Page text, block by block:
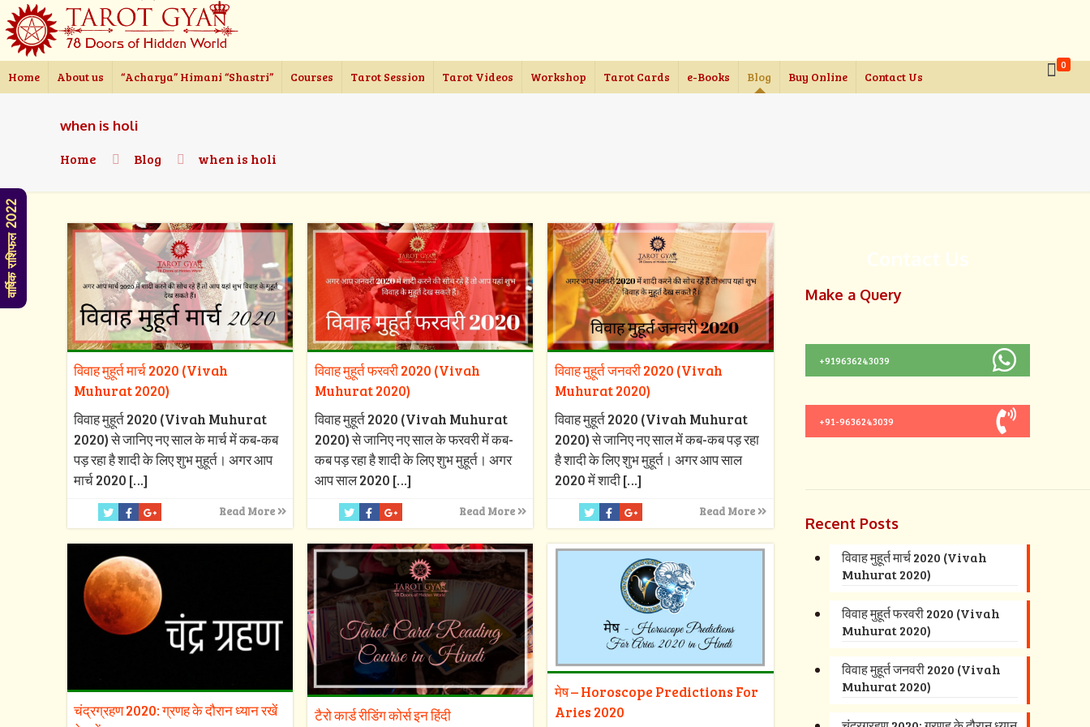
Home About us “Acharya” Himani “Shastri” Courses Tarot Session Tarot Videos Workshop Tarot Cards e-Books Blog Buy Online Contact Us
0
when is holi
Home
Blog when is holi
विवाह मुहूर्त मार्च 2020 (Vivah
Muhurat 2020)
विवाह मुहूर्त 2020 (Vivah Muhurat
2020) से जानिए नए साल के मार्च में कब-कब
पड़ रहा है शादी के लिए शुभ मुहूर्त। अगर आप
मार्च 2020 […]
Read More
विवाह मुहूर्त फरवरी 2020 (Vivah
Muhurat 2020)
विवाह मुहूर्त 2020 (Vivah Muhurat
2020) से जानिए नए साल के फरवरी में कब-
कब पड़ रहा है शादी के लिए शुभ मुहूर्त। अगर
आप साल 2020 […]
Read More
विवाह मुहूर्त जनवरी 2020 (Vivah
Muhurat 2020)
विवाह मुहूर्त 2020 (Vivah Muhurat
2020) से जानिए नए साल में कब-कब पड़ रहा
है शादी के लिए शुभ मुहूर्त। अगर आप साल
2020 में शादी[…]
Read More
चंद्रग्रहण 2020: ग्रणह के दौरान ध्यान रखें
टैरो कार्ड रीडिंग कोर्स इन हिंदी
मेष – Horoscope Predictions For
Aries 2020
Make a Query
+919636243039
+91-9636243039
Recent Posts
विवाह मुहूर्त मार्च 2020 (Vivah
Muhurat 2020)
विवाह मुहूर्त फरवरी 2020 (Vivah
Muhurat 2020)
विवाह मुहूर्त जनवरी 2020 (Vivah
Muhurat 2020)
वार्षिक राशिफल 2022